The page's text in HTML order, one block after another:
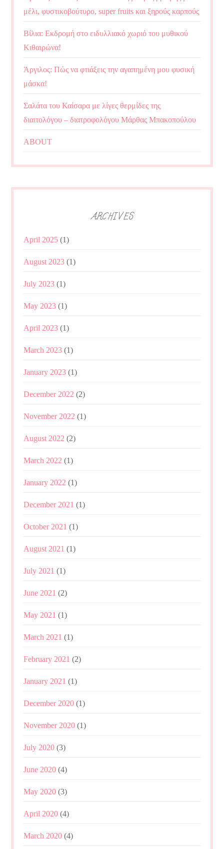
μέλι, φυστικοβούτυρο, super fruits και ξηρούς καρπούς
Βίλια: Εκδρομή στο ειδυλλιακό χωριό του μυθικού
Κιθαιρώνα!
Άργιλος: Πώς να φτιάξεις την αγαπημένη μου φυσική
μάσκα!
Σαλάτα του Καίσαρα με λίγες θερμίδες της
διαιτολόγου – διατροφολόγου Μάρθας Μπακοπούλου
ABOUT
ARCHIVES
April 2025 (1)
August 2023 (1)
July 2023 (1)
May 2023 (1)
April 2023 (1)
March 2023 (1)
January 2023 (1)
December 2022 (2)
November 2022 (1)
August 2022 (2)
March 2022 (1)
January 2022 (1)
December 2021 (1)
October 2021 (1)
August 2021 (1)
July 2021 (1)
June 2021 (2)
May 2021 (1)
March 2021 (1)
February 2021 (2)
January 2021 (1)
December 2020 (1)
November 2020 (1)
July 2020 (3)
June 2020 (4)
May 2020 (3)
April 2020 (4)
March 2020 (4)